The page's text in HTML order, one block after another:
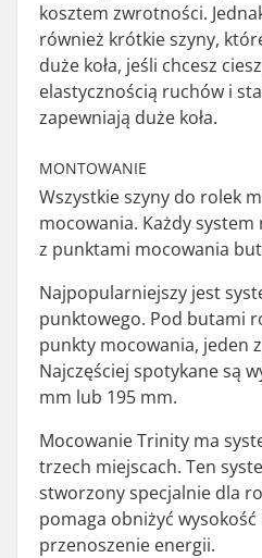
kosztem zwrotności.
również krótkie szyny,
duże koła, jeśli chcesz
elastycznością ruchów i
zapewniają duże koła.
MONTOWANIE
Wszystkie szyny do rolek
mocowania. Każdy
z punktami mocowania
Najpopularniejszy jest
punktowego. Pod butami
punkty mocowania, jeden
Najczęściej spotykane są
mm lub 195 mm.
Mocowanie Trinity ma
trzech miejscach. Ten
stworzony specjalnie dla
pomaga obniżyć
przenoszenie energii.